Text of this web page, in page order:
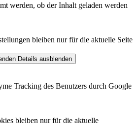
werden, ob der Inhalt geladen werden
bleiben nur für die aktuelle Seite
Details ausblenden
Tracking des Benutzers durch Google
bleiben nur für die aktuelle